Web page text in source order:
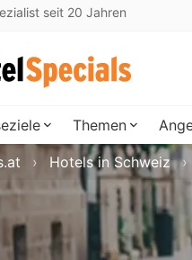
seit 20 Jahren
Themen
Hotels in Schweiz